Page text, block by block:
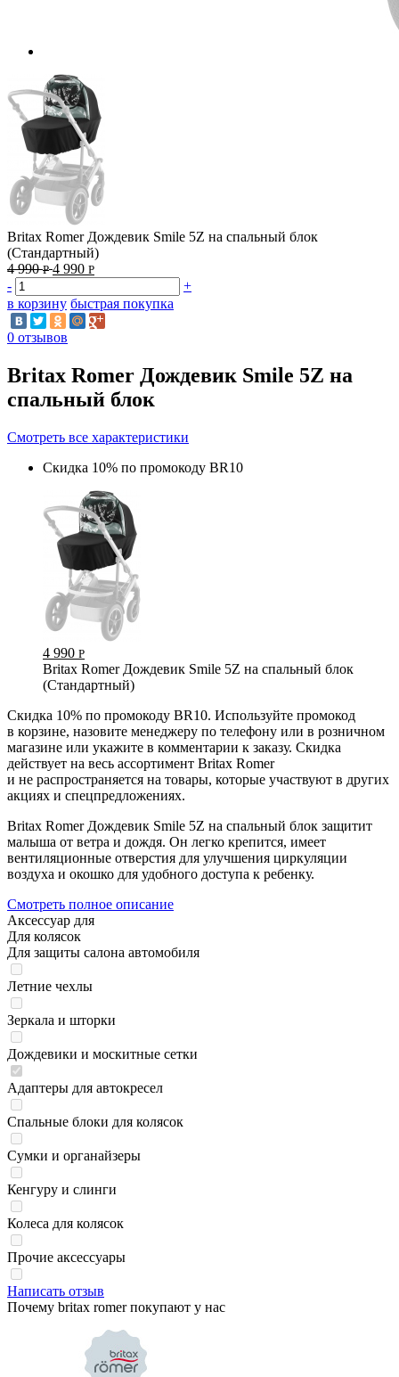
Britax Romer Дождевик Smile 5Z на спальный блок
(Стандартный)
4 990 Р 4 990 Р
-
+
в корзину быстрая покупка
0 отзывов
Britax Romer Дождевик Smile 5Z на
спальный блок
Смотреть все характеристики
Скидка 10% по промокоду BR10
4 990 Р
Britax Romer Дождевик Smile 5Z на спальный блок
(Стандартный)
Скидка 10% по промокоду BR10. Используйте промокод
в корзине, назовите менеджеру по телефону или в розничном
магазине или укажите в комментарии к заказу. Скидка
действует на весь ассортимент Britax Romer
и не распространяется на товары, которые участвуют в других
акциях и спецпредложениях.
Britax Romer Дождевик Smile 5Z на спальный блок защитит
малыша от ветра и дождя. Он легко крепится, имеет
вентиляционные отверстия для улучшения циркуляции
воздуха и окошко для удобного доступа к ребенку.
Смотреть полное описание
Аксессуар для
Для колясок
Для защиты салона автомобиля
Летние чехлы
Зеркала и шторки
Дождевики и москитные сетки
Адаптеры для автокресел
Спальные блоки для колясок
Сумки и органайзеры
Кенгуру и слинги
Колеса для колясок
Прочие аксессуары
Написать отзыв
Почему britax romer покупают у нас